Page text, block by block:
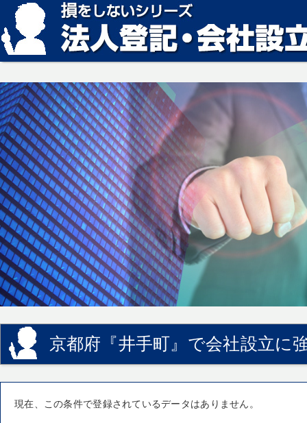
損をしない法人登記・会社設立の方法、見つかります。
京都府『井手町』で会社設立に
現在、この条件で登録されているデータはありません。